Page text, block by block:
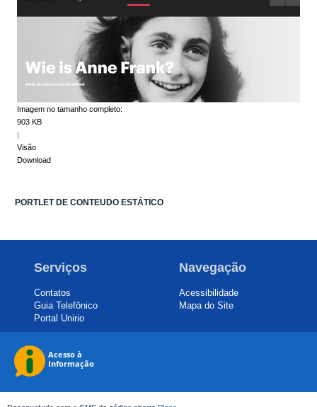
Imagem no tamanho completo:
903 KB
|
Visão
Download
PORTLET DE CONTEUDO ESTÁTICO
Serviços
Contatos
Guia Telefônico
Portal Unirio
Navegação
Acessibilidade
Mapa do Site